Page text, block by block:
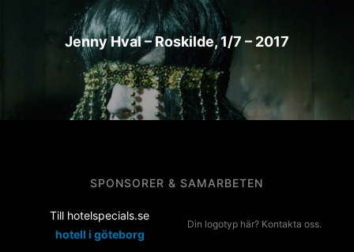
Jenny Hval – Roskilde, 1/7 – 2017
SPONSORER & SAMARBETEN
Till hotelspecials.se
hotell i göteborg
Din logotyp här? Kontakta oss.